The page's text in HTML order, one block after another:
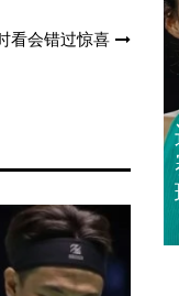
看会错过惊喜
钦文 王欣